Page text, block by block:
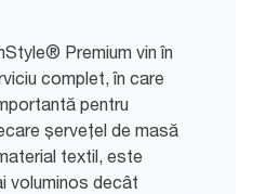
Premium vin în
complet, în care
pentru
șervețel de masă
textil, este
voluminos decât